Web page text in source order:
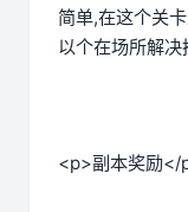
简单,在这个关
以个在场所解
<p>副本奖励</